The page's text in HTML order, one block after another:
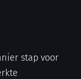
stap voor